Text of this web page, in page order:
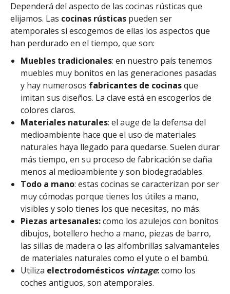
Dependerá del aspecto de las cocinas rústicas que
elijamos. Las cocinas rústicas pueden ser
atemporales si escogemos de ellas los aspectos que
han perdurado en el tiempo, que son:
Muebles tradicionales: en nuestro país tenemos
muebles muy bonitos en las generaciones pasadas
y hay numerosos fabricantes de cocinasque
imitan sus diseños. La clave está en escogerlos de
colores claros.
Materiales naturales: el auge de la defensa del
medioambiente hace que el uso de materiales
naturales haya llegado para quedarse. Suelen durar
más tiempo, en su proceso de fabricación se daña
menos al medioambiente y son biodegradables.
Todo a mano: estas cocinas se caracterizan por ser
muy cómodas porque tienes los útiles a mano,
visibles y solo tienes los que necesitas, no más.
Piezas artesanales:como los azulejos con bonitos
dibujos, botellero hecho a mano, piezas de barro,
las sillas de madera o las alfombrillas salvamanteles
de materiales naturales como el yute o el bambú.
Utiliza electrodomésticos vintage:como los
coches antiguos, son atemporales.